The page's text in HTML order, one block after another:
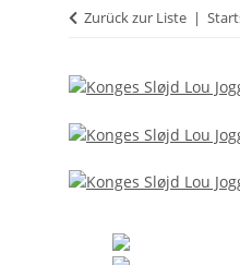
Zurück zur Liste